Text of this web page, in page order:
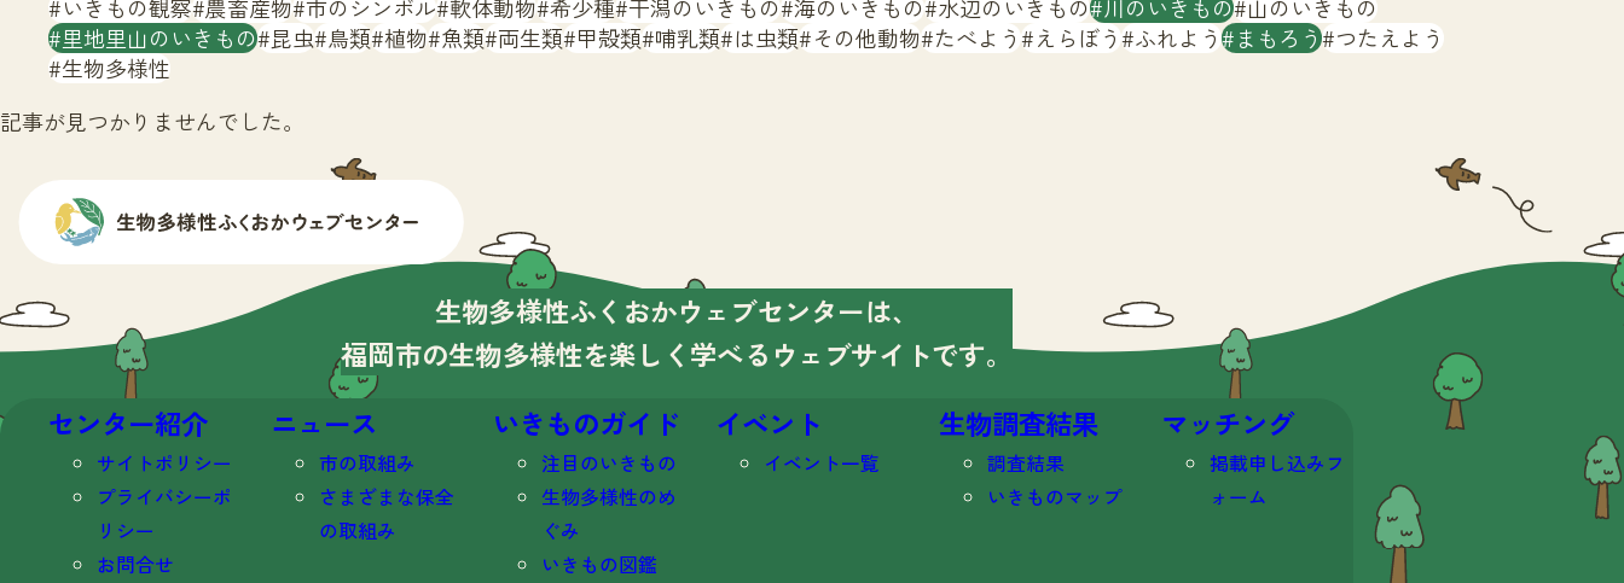
いきもの観察 農畜産物 市のシンボル 軟体動物 希少種 干潟のいきもの 海のいきもの 水辺のいきもの 川のいきもの 山のいきもの
里地里山のいきもの 昆虫 鳥類 植物 魚類 両生類 甲殻類 哺乳類 は虫類 その他動物 たべよう えらぼう ふれよう まもろう つたえよう
生物多様性
記事が見つかりませんでした。
生物多様性ふくおかウェブセンターは、
福岡市の生物多様性を楽しく学べる ウェブサイトです。
センター紹介
サイトポリシー
プライバシーポ
リシー
お問合せ
ニュース
市の取組み
さまざまな保全
の取組み
いきものガイド
注目のいきもの
生物多様性のめ
ぐみ
いきもの図鑑
イベント
イベント一覧
生物調査結果
調査結果
いきものマップ
マッチング
掲載申し込みフ
ォーム